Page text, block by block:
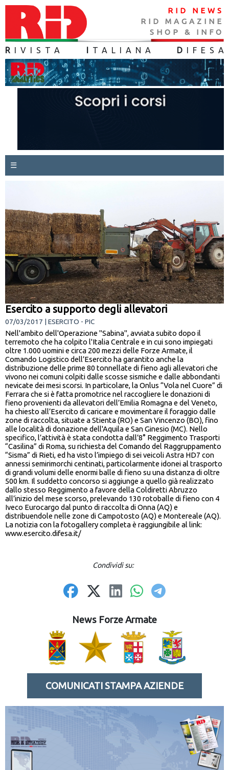
RID NEWS
RID MAGAZINE
SHOP & INFO
R IVISTA TALIANA D IFES A
☰
Esercito a supporto degli allevatori
07/03/2017 | ESERCITO - PIC
Nell'ambito dell'Operazione "Sabina", avviata subito dopo il
terremoto che ha colpito l'Italia Centrale e in cui sono impiegati
oltre 1.000 uomini e circa 200 mezzi delle Forze Armate, il
Comando Logistico dell’Esercito ha garantito anche la
distribuzione delle prime 80 tonnellate di fieno agli allevatori che
vivono nei comuni colpiti dalle scosse sismiche e dalle abbondanti
nevicate dei mesi scorsi. In particolare, la Onlus “Vola nel Cuore” di
Ferrara che si è fatta promotrice nel raccogliere le donazioni di
fieno provenienti da allevatori dell’Emilia Romagna e del Veneto,
ha chiesto all’Esercito di caricare e movimentare il foraggio dalle
zone di raccolta, situate a Stienta (RO) e San Vincenzo (BO), fino
alle località di donazione dell'Aquila e San Ginesio (MC). Nello
specifico, l’attività è stata condotta dall’8° Reggimento Trasporti
“Casilina” di Roma, su richiesta del Comando del Raggruppamento
“Sisma” di Rieti, ed ha visto l’impiego di sei veicoli Astra HD7 con
annessi semirimorchi centinati, particolarmente idonei al trasporto
di grandi volumi delle enormi balle di fieno su una distanza di oltre
500 km. Il suddetto concorso si aggiunge a quello già realizzato
dallo stesso Reggimento a favore della Coldiretti Abruzzo
all’inizio del mese scorso, prelevando 130 rotoballe di fieno con 4
Iveco Eurocargo dal punto di raccolta di Onna (AQ) e
distribuendole nelle zone di Campotosto (AQ) e Montereale (AQ).
La notizia con la fotogallery completa è raggiungibile al link:
www.esercito.difesa.it/
Condividi su:
News Forze Armate
COMUNICATI STAMPA AZIENDE